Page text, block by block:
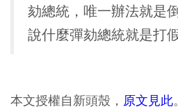
劾總統，唯一辦法就是
說什麼彈劾總統就是打假
本文授權自新頭殼， 原文見此。